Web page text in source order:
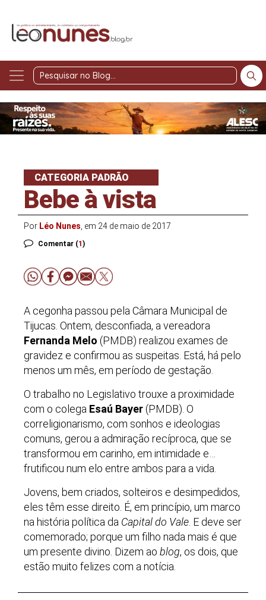
Pesquisar
Blog
CATEGORIA PADRÃO
Bebe à vista
Por Léo Nunes , em 24 de maio de 2017
Comentar (1)
A cegonha passou pela Câmara Municipal de
Tijucas. Ontem, desconfiada, a vereadora
Fernanda Melo (PMDB) realizou exames de
gravidez e confirmou as suspeitas. Está, há pelo
menos um mês, em período de gestação.
O trabalho no Legislativo trouxe a proximidade
com o colega Esaú Bayer (PMDB). O
correligionarismo, com sonhos e ideologias
comuns, gerou a admiração recíproca, que se
transformou em carinho, em intimidade e…
frutificou num elo entre ambos para a vida.
Jovens, bem criados, solteiros e desimpedidos,
eles têm esse direito. É, em princípio, um marco
na história política da Capital do Vale. E deve ser
comemorado; porque um filho nada mais é que
um presente divino. Dizem ao blog, os dois, que
estão muito felizes com a notícia.